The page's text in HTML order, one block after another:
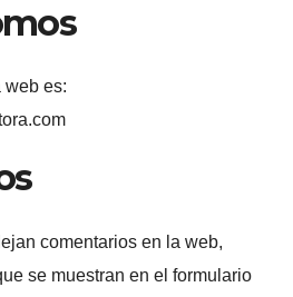
web es:
comentarios en la web,
se muestran en el formulario